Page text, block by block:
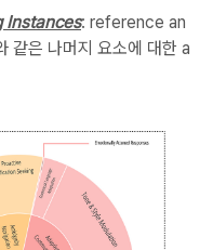
Instances: reference an
은 나머지 요소에 대한 a